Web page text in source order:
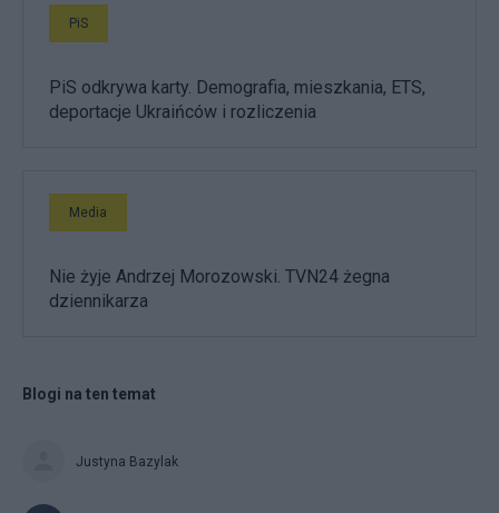
PiS
PiS odkrywa karty. Demografia, mieszkania, ETS,
deportacje Ukraińców i rozliczenia
Media
Nie żyje Andrzej Morozowski. TVN24 żegna
dziennikarza
Blogi na ten temat
Justyna Bazylak